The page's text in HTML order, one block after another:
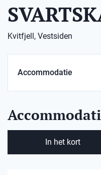
Kvitfjell, Vestsiden
Accommodatie
In het kort